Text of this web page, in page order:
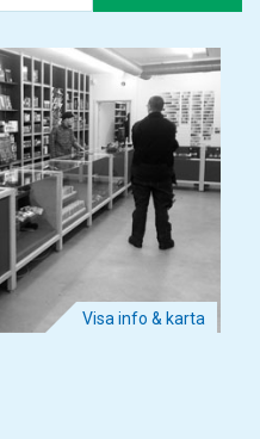
Visa info & karta